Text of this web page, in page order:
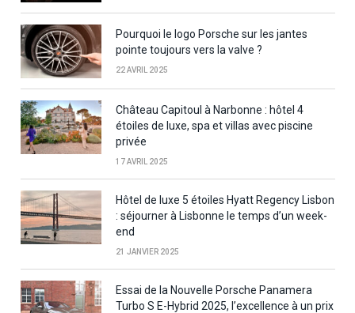
Pourquoi le logo Porsche sur les jantes
pointe toujours vers la valve ?
22 AVRIL 2025
Château Capitoul à Narbonne : hôtel 4
étoiles de luxe, spa et villas avec piscine
privée
17 AVRIL 2025
Hôtel de luxe 5 étoiles Hyatt Regency Lisbon
: séjourner à Lisbonne le temps d’un week-
end
21 JANVIER 2025
Essai de la Nouvelle Porsche Panamera
Turbo S E-Hybrid 2025, l’excellence à un prix